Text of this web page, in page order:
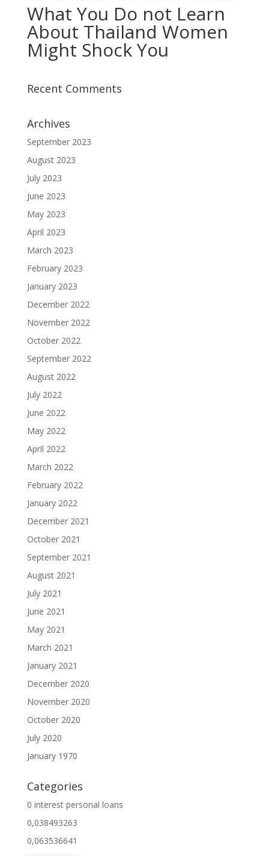
What You Do not Learn
About Thailand Women
Might Shock You
Recent Comments
Archives
September 2023
August 2023
July 2023
June 2023
May 2023
April 2023
March 2023
February 2023
January 2023
December 2022
November 2022
October 2022
September 2022
August 2022
July 2022
June 2022
May 2022
April 2022
March 2022
February 2022
January 2022
December 2021
October 2021
September 2021
August 2021
July 2021
June 2021
May 2021
March 2021
January 2021
December 2020
November 2020
October 2020
July 2020
January 1970
Categories
0 interest personal loans
0,038493263
0,063536641